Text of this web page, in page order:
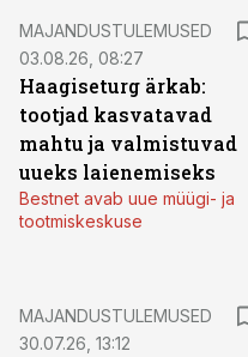
MAJANDUSTULEMUSED
03.08.26, 08:27
Haagiseturg ärkab:
tootjad kasvatavad
mahtu ja valmistuvad
uueks laienemiseks
Bestnet avab uue müügi- ja
tootmiskeskuse
MAJANDUSTULEMUSED
30.07.26, 13:12